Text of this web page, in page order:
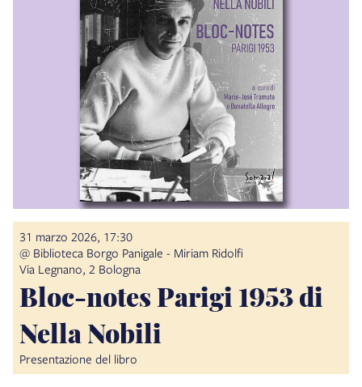
31 marzo 2026, 17:30
@ Biblioteca Borgo Panigale - Miriam Ridolfi
Via Legnano, 2 Bologna
Bloc-notes Parigi 1953 di
Nella Nobili
Presentazione del libro